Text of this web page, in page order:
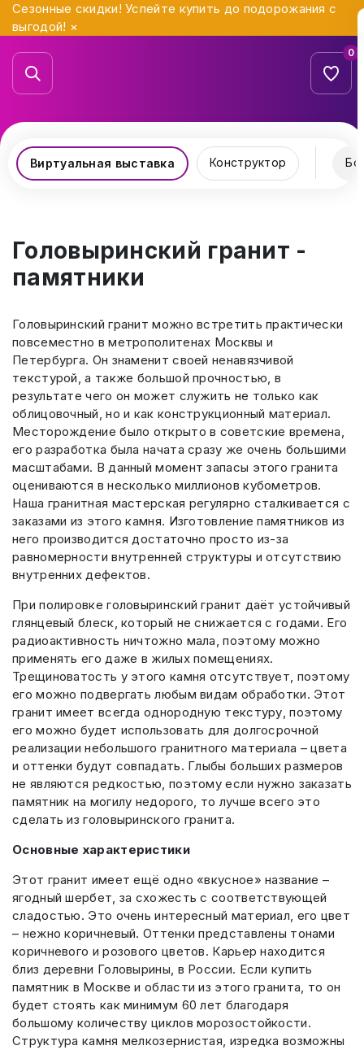
Сезонные скидки! Успейте купить до подорожания с
выгодой! ×
0
Виртуальная выставка Конструктор
Головыринский гранит -
памятники
Головыринский гранит можно встретить практически
повсеместно в метрополитенах Москвы и
Петербурга. Он знаменит своей ненавязчивой
текстурой, а также большой прочностью, в
результате чего он может служить не только как
облицовочный, но и как конструкционный материал.
Месторождение было открыто в советские времена,
его разработка была начата сразу же очень большими
масштабами. В данный момент запасы этого гранита
оцениваются в несколько миллионов кубометров.
Наша гранитная мастерская регулярно сталкивается с
заказами из этого камня. Изготовление памятников из
него производится достаточно просто из-за
равномерности внутренней структуры и отсутствию
внутренних дефектов.
При полировке головыринский гранит даёт устойчивый
глянцевый блеск, который не снижается с годами. Его
радиоактивность ничтожно мала, поэтому можно
применять его даже в жилых помещениях.
Трещиноватость у этого камня отсутствует, поэтому
его можно подвергать любым видам обработки. Этот
гранит имеет всегда однородную текстуру, поэтому
его можно будет использовать для долгосрочной
реализации небольшого гранитного материала – цвета
и оттенки будут совпадать. Глыбы больших размеров
не являются редкостью, поэтому если нужно заказать
памятник на могилу недорого, то лучше всего это
сделать из головыринского гранита.
Основные характеристики
Этот гранит имеет ещё одно «вкусное» название –
ягодный шербет, за схожесть с соответствующей
сладостью. Это очень интересный материал, его цвет
– нежно коричневый. Оттенки представлены тонами
коричневого и розового цветов. Карьер находится
близ деревни Головырины, в России. Если купить
памятник в Москве и области из этого гранита, то он
будет стоять как минимум 60 лет благодаря
большому количеству циклов морозостойкости.
Структура камня мелкозернистая, изредка возможны